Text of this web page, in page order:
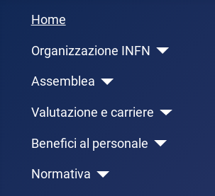
Home
Organizzazione INFN
Assemblea
Valutazione e carriere
Benefici al personale
Normativa